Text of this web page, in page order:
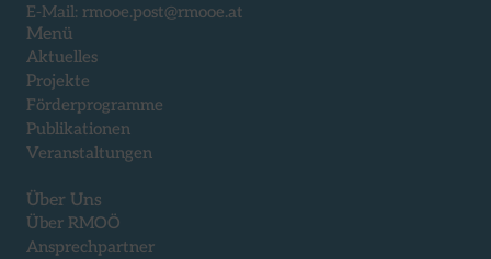
E-Mail: rmooe.post@rmooe.at
Menü
Aktuelles
Projekte
Förderprogramme
Publikationen
Veranstaltungen
Über Uns
Über RMOÖ
Ansprechpartner